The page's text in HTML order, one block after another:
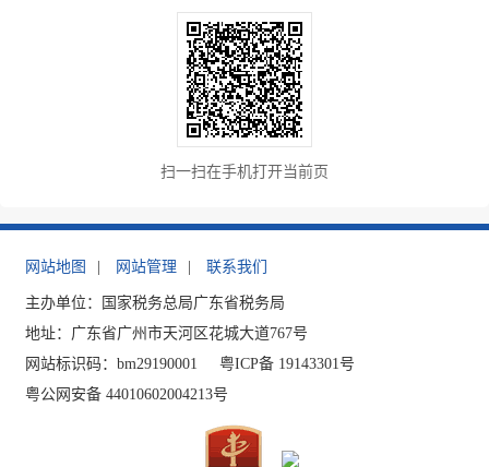
扫一扫在手机打开当前页
网站地图 网站管理 联系我们
主办单位：国家税务总局广东省税务局
地址：广东省广州市天河区花城大道767号
网站标识码：bm29190001
粤ICP备 19143301号
粤公网安备 44010602004213号